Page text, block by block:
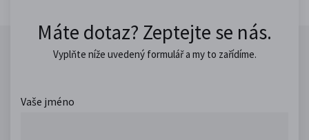
Máte dotaz? Zeptejte se nás.
Vyplňte níže uvedený formulář a my to zařídíme.
Vaše jméno